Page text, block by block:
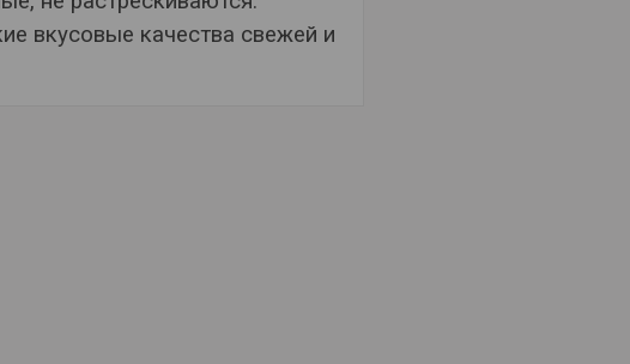
вкусовые качества свежей и